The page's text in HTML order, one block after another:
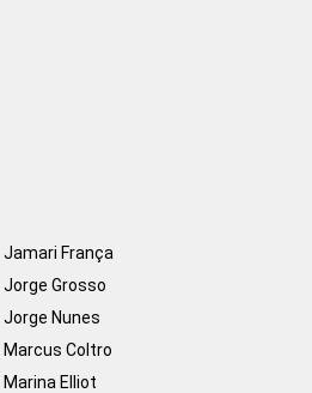
Jamari França
Jorge Grosso
Jorge Nunes
Marcus Coltro
Marina Elliot